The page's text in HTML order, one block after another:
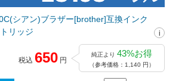
シアン)ブラザー[brother]互換インク
リッジ
税込 650 円
純正より 43%お得
（参考価格：1,140 円）